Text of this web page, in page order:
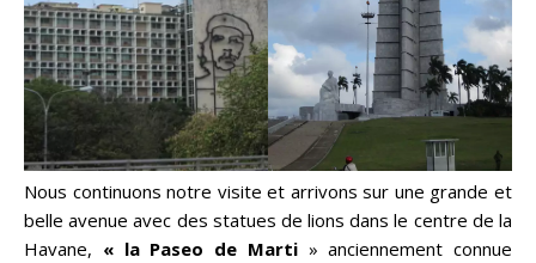
Nous continuons notre visite et arrivons sur une grande et
belle avenue avec des statues de lions dans le centre de la
Havane, « la Paseo de Marti» anciennement connue